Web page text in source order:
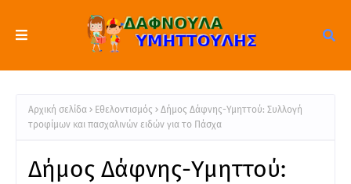
Αρχική σελίδα Εθελοντισμός
Δήμος Δάφνης-Υμηττού: Συλλογή
τροφίμων και πασχαλινών ειδών για το Πάσχα
Δήμος Δάφνης-Υμηττού: